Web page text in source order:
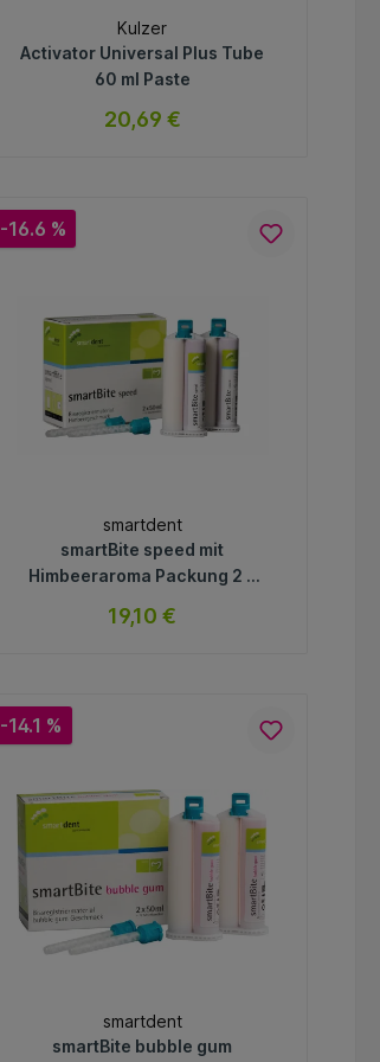
Kulzer
Activator Universal Plus Tube
60 ml Paste
20,69 €
-16.6 %
smartdent
smartBite speed mit
Himbeeraroma Packung 2 x
Himbeere
19,10 €
-14.1 %
smartdent
smartBite bubble gum